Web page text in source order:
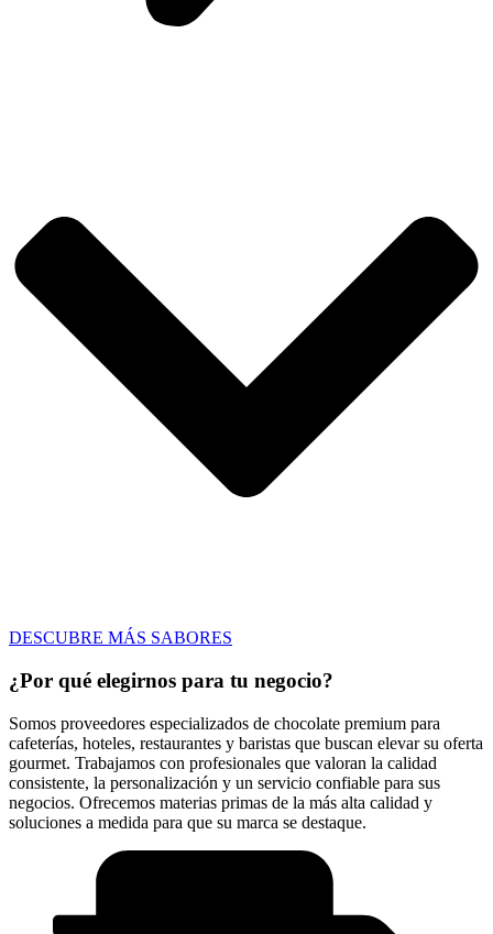
DESCUBRE MÁS SABORES
¿Por qué elegirnos para tu negocio?
Somos proveedores especializados de chocolate premium para
cafeterías, hoteles, restaurantes y baristas que buscan elevar su oferta
gourmet. Trabajamos con profesionales que valoran la calidad
consistente, la personalización y un servicio confiable para sus
negocios. Ofrecemos materias primas de la más alta calidad y
soluciones a medida para que su marca se destaque.